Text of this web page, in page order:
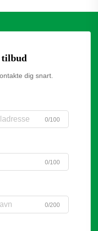
tilbud
dig snart.
0/100
0/100
0/200